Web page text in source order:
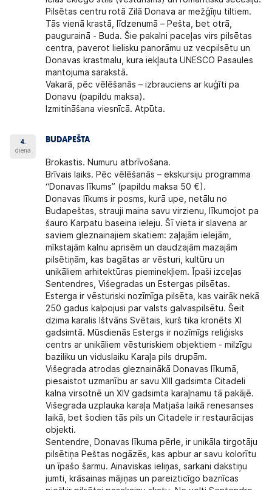
Pilsētas centru rotā Zilā Donava ar mežģīņu tiltiem.
Tās vienā krastā, līdzenumā – Pešta, bet otrā,
paugurainā - Buda. Šie pakalni paceļas virs pilsētas
centra, paverot lielisku panorāmu uz vecpilsētu un
Donavas krastmalu, kura iekļauta UNESCO Pasaules
mantojuma sarakstā.
Vakarā, pēc vēlēšanās – izbrauciens ar kuģīti pa
Donavu (papildu maksa).
Izmitināšana viesnīcā. Atpūta.
4.
diena
BUDAPEŠTA
Brokastis. Numuru atbrīvošana.
Brīvais laiks. Pēc vēlēšanās – ekskursiju programma
“Donavas līkums” (papildu maksa 50 €).
Donavas līkums ir posms, kurā upe, netālu no
Budapeštas, strauji maina savu virzienu, līkumojot pa
šauro Karpatu baseina ieleju. Šī vieta ir slavena ar
saviem gleznainajiem skatiem: zaļajām ielejām,
mīkstajām kalnu aprisēm un daudzajām mazajām
pilsētiņām, kas bagātas ar vēsturi, kultūru un
unikāliem arhitektūras pieminekļiem. Īpaši izceļas
Sentendres, Višegradas un Estergas pilsētas.
Esterga ir vēsturiski nozīmīga pilsēta, kas vairāk nekā
250 gadus kalpojusi par valsts galvaspilsētu. Šeit
dzima karalis Ištvāns Svētais, kurš tika kronēts XI
gadsimtā. Mūsdienās Estergs ir nozīmīgs reliģisks
centrs ar unikāliem vēsturiskiem objektiem - milzīgu
baziliku un viduslaiku Karaļa pils drupām.
Višegrada atrodas gleznainākā Donavas līkumā,
piesaistot uzmanību ar savu XIII gadsimta Citadeli
kalna virsotnē un XIV gadsimta karaļnamu tā pakājē.
Višegrada uzplauka karaļa Matjaša laikā renesanses
laikā, bet šodien tās pils un Citadele ir restaurācijas
objekti.
Sentendre, Donavas līkuma pērle, ir unikāla tirgotāju
pilsētiņa Peštas nogāzēs, kas apbur ar savu kolorītu
un īpašo šarmu. Ainaviskas ieliņas, sarkani dakstiņu
jumti, krāsainas mājiņas un pareizticīgo baznīcas